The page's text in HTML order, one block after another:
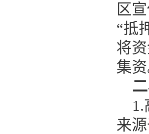
区
“抵
将
集
来